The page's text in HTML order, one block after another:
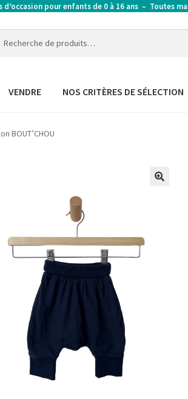
d’occasion pour enfants de 0 à 16 ans – Toutes
VENDRE NOS CRITÈRES DE SÉLECTION
BOUT’CHOU